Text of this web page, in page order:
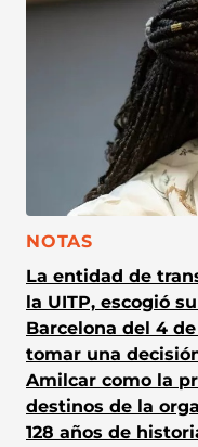
CATEGORÍA:
NOTAS
La entidad de
la UITP, escogió
Barcelona del 4
tomar una
Amilcar como la
destinos de la
128 años de